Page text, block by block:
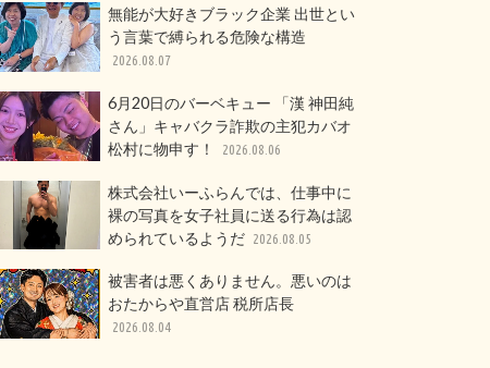
無能が大好きブラック企業 出世とい
う言葉で縛られる危険な構造
2026.08.07
6月20日のバーベキュー 「漢 神田純
さん」キャバクラ詐欺の主犯カバオ
松村に物申す！
2026.08.06
株式会社いーふらんでは、仕事中に
裸の写真を女子社員に送る行為は認
められているようだ 2026.08.05
被害者は悪くありません。悪いのは
おたからや直営店 税所店長
2026.08.04